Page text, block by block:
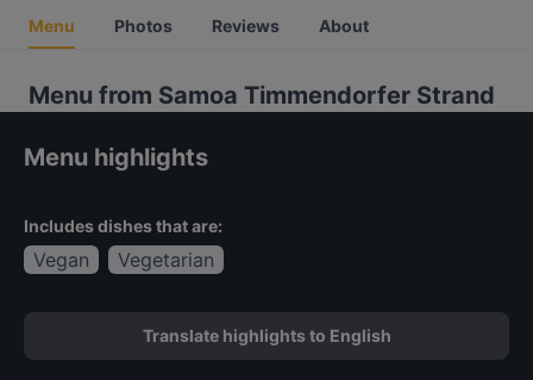
Menu Photos Reviews About
Menu from Samoa Timmendorfer Strand
Menu highlights
Includes dishes that are:
Vegan Vegetarian
Translate highlights to English